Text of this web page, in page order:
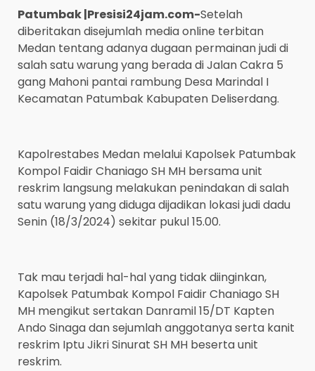
Patumbak |Presisi24jam.com-Setelah
diberitakan disejumlah media online terbitan
Medan tentang adanya dugaan permainan judi di
salah satu warung yang berada di Jalan Cakra 5
gang Mahoni pantai rambung Desa Marindal I
Kecamatan Patumbak Kabupaten Deliserdang.
Kapolrestabes Medan melalui Kapolsek Patumbak
Kompol Faidir Chaniago SH MH bersama unit
reskrim langsung melakukan penindakan di salah
satu warung yang diduga dijadikan lokasi judi dadu
Senin (18/3/2024) sekitar pukul 15.00.
Tak mau terjadi hal-hal yang tidak diinginkan,
Kapolsek Patumbak Kompol Faidir Chaniago SH
MH mengikut sertakan Danramil 15/DT Kapten
Ando Sinaga dan sejumlah anggotanya serta kanit
reskrim Iptu Jikri Sinurat SH MH beserta unit
reskrim.